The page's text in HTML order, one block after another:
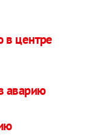
в центре
аварию